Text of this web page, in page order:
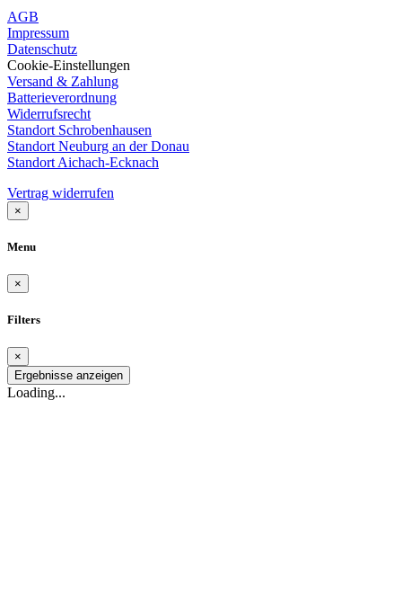
AGB
Impressum
Datenschutz
Cookie-Einstellungen
Versand & Zahlung
Batterieverordnung
Widerrufsrecht
Standort Schrobenhausen
Standort Neuburg an der Donau
Standort Aichach-Ecknach
Vertrag widerrufen
×
Menu
×
Filters
×
Ergebnisse anzeigen
Loading...